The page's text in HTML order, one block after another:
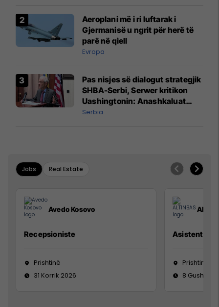
Aeroplani më i ri luftarak i
Gjermanisë u ngrit për herë të
parë në qiell
Evropa
Pas nisjes së dialogut strategjik
SHBA-Serbi, Serwer kritikon
Uashingtonin: Anashkaluat
Banjskën, sulmin ndaj KFOR-it
Serbia
Jobs Real Estate
Avedo Kosovo
Recepsioniste
Prishtinë
31 Korrik 2026
Asistente e
Prishtinë
8 Gusht